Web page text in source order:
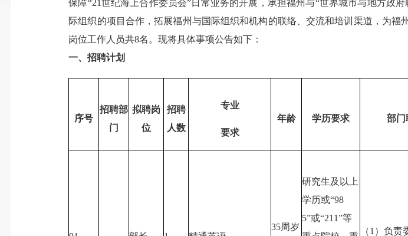
保障“21世纪海上合作委员会”日常业务的开展，承担福州与“世界城市与地方政
际组织的项目合作，拓展福州与国际组织和机构的联络、交流和培训渠道，为
岗位工作人员共8名。现将具体事项公告如下：
一、招聘计划
序号
招聘部
门
拟聘岗
位
招聘
人数
专业
要求
年龄 学历要求 部门
35周岁
研究生及以上
学历或“98
5”或“211”等
（1）负责